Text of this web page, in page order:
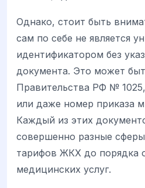
Однако, стоит быть
сам по себе не является
идентификатором без
документа. Это может
Правительства РФ №
или даже номер приказа
Каждый из этих
совершенно разные
тарифов ЖКХ до порядка
медицинских услуг.